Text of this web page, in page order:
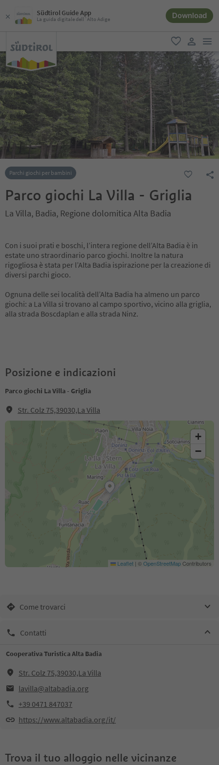
Südtirol Guide App
La guida digitale dell´Alto Adige Download
favoriti
user link
Parchi giochi per bambini
Parco giochi La Villa - Griglia
La Villa, Badia, Regione dolomitica Alta Badia
Con i suoi prati e boschi, l’intera regione dell’Alta Badia è in
estate uno straordinario parco giochi. Inoltre la natura
rigogliosa è stata per l’Alta Badia ispirazione per la creazione di
diversi parchi gioco.
Ognuna delle sei località dell’Alta Badia ha almeno un parco
giochi: a La Villa si trovano al campo sportivo, vicino alla griglia,
alla strada Boscdaplan e alla strada Ninz.
Posizione e indicazioni
Parco giochi La Villa - Griglia
Str. Colz 75,39030,La Villa
+
−
Leaflet | ©OpenStreetMapContributors
Come trovarci
Contatti
Cooperativa Turistica Alta Badia
Str. Colz 75,39030,La Villa
lavilla@altabadia.org
+39 0471 847037
https://www.altabadia.org/it/
Trova il tuo alloggio nelle vicinanze